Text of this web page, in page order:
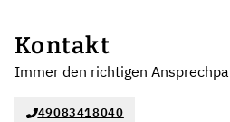
Kontakt
Immer den richtigen
49083418040